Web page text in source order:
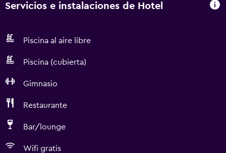
Servicios e instalaciones de Hotel
Piscina al aire libre
Piscina (cubierta)
Gimnasio
Restaurante
Bar/lounge
Wifi gratis